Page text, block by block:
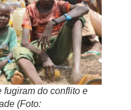
fugiram do conflito e
(Foto: